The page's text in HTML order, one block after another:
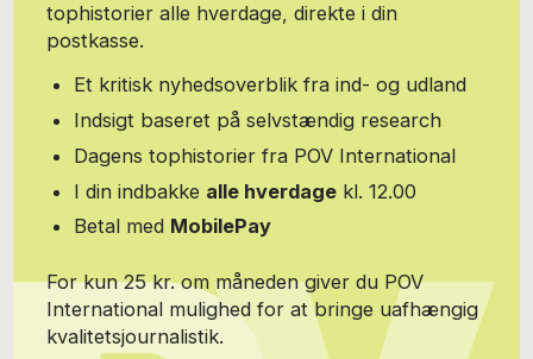
tophistorier alle hverdage, direkte i din
postkasse.
Et kritisk nyhedsoverblik fra ind- og udland
Indsigt baseret på selvstændig research
Dagens tophistorier fra POV International
I din indbakke alle hverdage kl. 12.00
Betal med MobilePay
For kun 25 kr. om måneden giver du POV
International mulighed for at bringe uafhængig
kvalitetsjournalistik.